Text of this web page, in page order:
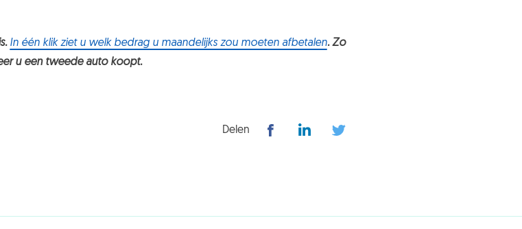
. In één klik ziet u welk bedrag u maandelijks zou moeten afbetalen. Zo
u een tweede auto koopt.
Delen